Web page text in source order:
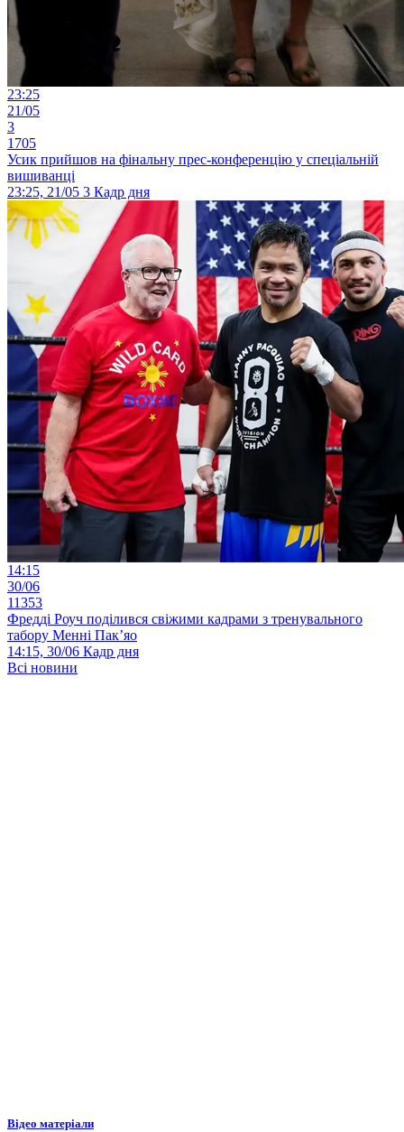
23:25
21/05
3
1705
Усик прийшов на фінальну прес-конференцію у спеціальній
вишиванці
23:25, 21/05 3 Кадр дня
14:15
30/06
11353
Фредді Роуч поділився свіжими кадрами з тренувального
табору Менні Пак’яо
14:15, 30/06 Кадр дня
Всі новини
Відео матеріали